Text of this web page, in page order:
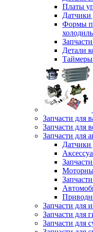
Платы
Датчики
Формы
Детали
Таймеры
Запчасти для
Запчасти для
Запчасти для
Датчики
Запчасти для
Запчасти для
Запчасти для